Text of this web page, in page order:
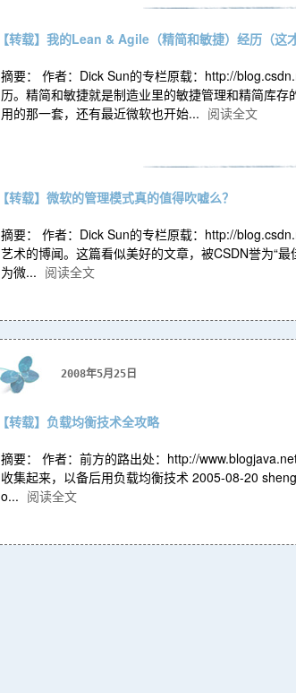
【转载】我的Lean & Agile（精简和敏捷）经历（这
摘要： 作者：Dick Sun的专栏原载：http://
历。精简和敏捷就是制造业里的敏捷管理和精简库
用的那一套，还有最近微软也开始... 阅读全文
【转载】微软的管理模式真的值得吹嘘么？
摘要： 作者：Dick Sun的专栏原载：http://
艺术的博闻。这篇看似美好的文章，被CSDN誉为“
为微... 阅读全文
2008年5月25日
【转载】负载均衡技术全攻略
摘要： 作者：前方的路出处：http://
收集起来，以备后用负载均衡技术 2005-08-20
o... 阅读全文